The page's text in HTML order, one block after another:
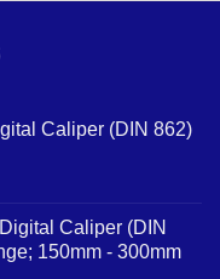
Caliper (DIN 862)
Caliper (DIN
150mm - 300mm